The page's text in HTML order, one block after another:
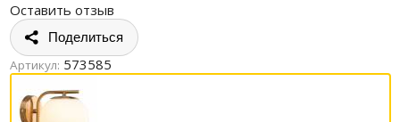
Оставить отзыв
Поделиться
Артикул: 573585